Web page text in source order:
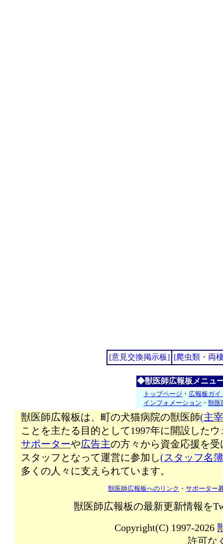
[意見交換掲示板] [爬虫類・両
◆獣医師広報板メニュ
トップページ ・ 広報板ガイ
インフォメーション ・獣医
獣医師広報板は、町の犬猫病院の獣医師(主
ことを主たる目的として1997年に開設した
サポーターや広告主の方々から資金応援を受
スタッフとなって運営に参加し(スタッフ名
多くの人々に支えられています。
獣医師広報板へのリンク ・サポーター
獣医師広報板の最新更新情報を
Copyright(C) 1997-2026
許可な